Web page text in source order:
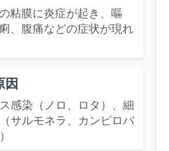
粘膜に炎症が起き、嘔
、腹痛などの症状が現れ
因
感染（ノロ、ロタ）、細
サルモネラ、カンピロバ